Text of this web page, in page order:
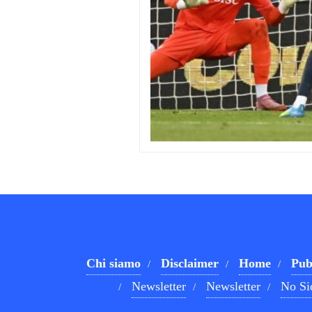
Chi siamo Disclaimer Home
Newsletter
Newsletter No